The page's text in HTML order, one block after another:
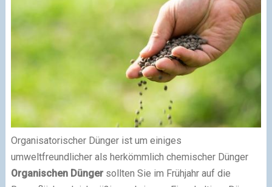
Organisatorischer Dünger ist um einiges
umweltfreundlicher als herkömmlich chemischer Dünger
Organischen Düngersollten Sie im Frühjahr auf die